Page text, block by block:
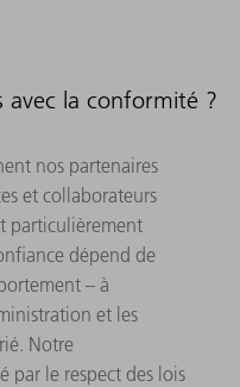
avec la conformité ?
nos partenaires
et collaborateurs
particulièrement
dépend de
– à
et les
Notre
par le respect des lois